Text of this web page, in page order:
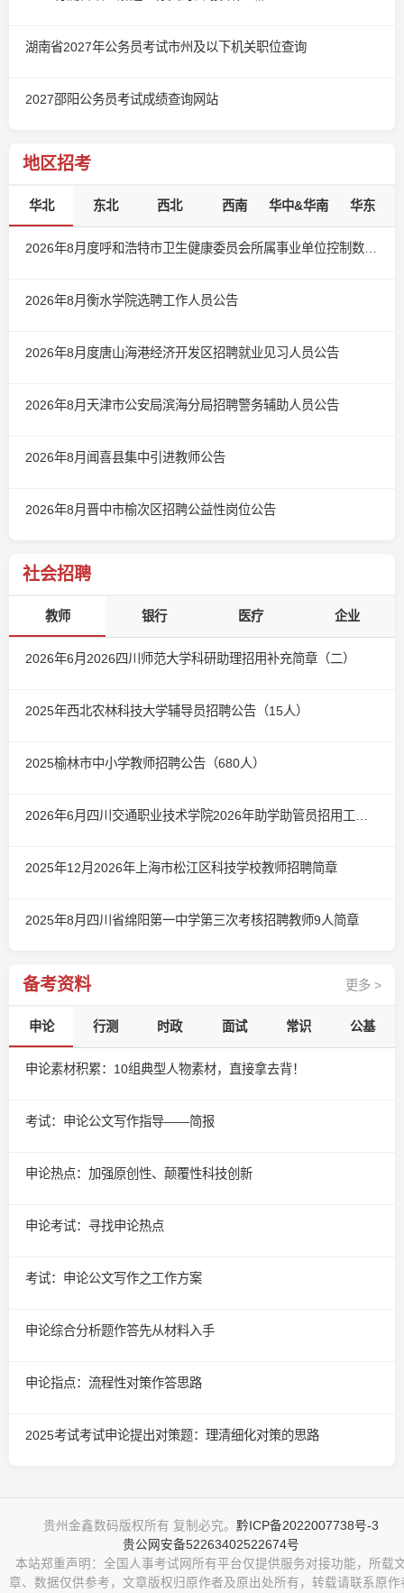
湖南省2027年公务员考试市州及以下机关职位查询
2027邵阳公务员考试成绩查询网站
地区招考
华北 东北 西北 西南 华中&华南 华东
2026年8月衡水学院选聘工作人员公告
2026年8月度唐山海港经济开发区招聘就业见习人员公告
2026年8月天津市公安局滨海分局招聘警务辅助人员公告
2026年8月闻喜县集中引进教师公告
2026年8月晋中市榆次区招聘公益性岗位公告
社会招聘
教师 银行 医疗 企业
2026年6月2026四川师范大学科研助理招用补充简章（二）
2025年西北农林科技大学辅导员招聘公告（15人）
2025榆林市中小学教师招聘公告（680人）
2025年12月2026年上海市松江区科技学校教师招聘简章
2025年8月四川省绵阳第一中学第三次考核招聘教师9人简章
备考资料 更多 >
申论 行测 时政 面试 常识 公基
申论素材积累：10组典型人物素材，直接拿去背！
考试：申论公文写作指导——简报
申论热点：加强原创性、颠覆性科技创新
申论考试：寻找申论热点
考试：申论公文写作之工作方案
申论综合分析题作答先从材料入手
申论指点：流程性对策作答思路
2025考试考试申论提出对策题：理清细化对策的思路
贵州金鑫数码版权所有 复制必究。 黔ICP备2022007738号-3
贵公网安备52263402522674号
本站郑重声明：全国人事考试网所有平台仅提供服务对接功能，所载
章、数据仅供参考，文章版权归原作者及原出处所有，转载请联系原作